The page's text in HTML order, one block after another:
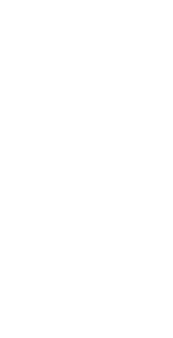
persona para ocupar la posición de
referente ubicada en Oviedo. La
a las tareas básicas administrativas,